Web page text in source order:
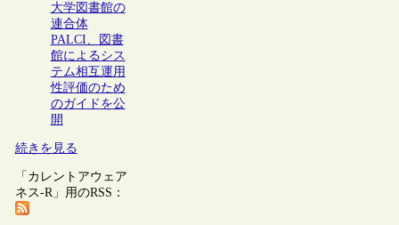
大学図書館の
連合体
PALCI、図書
館によるシス
テム相互運用
性評価のため
のガイドを公
開
続きを見る
「カレントアウェア
ネス-R」用のRSS：